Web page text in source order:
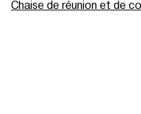
Chaise de réunion et de